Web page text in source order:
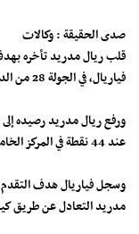
صدى الحقيقة : وكالات
قلب ريال مدريد تأخره
فياريال، في الجولة 28 من الدوري الإسباني، على أرضية ملعب لاسيراميكا.
عند 44 نقطة في المركز الخامس.
مدريد التعادل عن طريق